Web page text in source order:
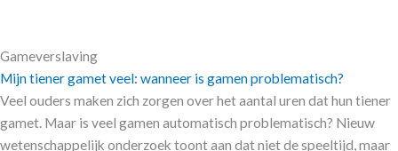
Gameverslaving
Mijn tiener gamet veel: wanneer is gamen problematisch?
Veel ouders maken zich zorgen over het aantal uren dat hun tiener
gamet. Maar is veel gamen automatisch problematisch? Nieuw
wetenschappelijk onderzoek toont aan dat niet de speeltijd, maar